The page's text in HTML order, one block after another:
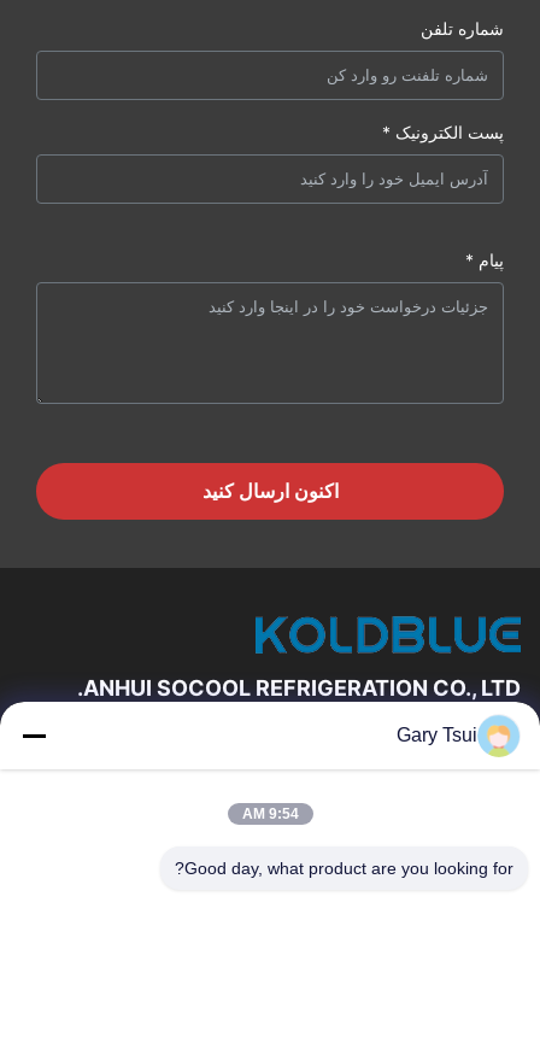
شماره تلفن
پست الکترونیک *
پیام *
اکنون ارسال کنید
ANHUI SOCOOL REFRIGERATION CO., LTD.
لینک های سریع
درباره ما
تور کارخانه
کنترل کیفیت
Gary Tsui
9:54 AM
Good day, what product are you looking for?